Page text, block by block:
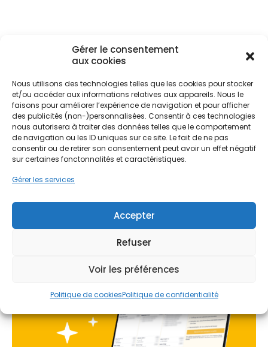
Gérer le consentement
aux cookies
Nous utilisons des technologies telles que les cookies pour stocker
et/ou accéder aux informations relatives aux appareils. Nous le
faisons pour améliorer l’expérience de navigation et pour afficher
des publicités (non-)personnalisées. Consentir à ces technologies
nous autorisera à traiter des données telles que le comportement
de navigation ou les ID uniques sur ce site. Le fait de ne pas
consentir ou de retirer son consentement peut avoir un effet négatif
sur certaines fonctonnalités et caractéristiques.
Gérer les services
Accepter
Refuser
Voir les préférences
Politique de cookiesPolitique de confidentialité
L'installation d'un système de ventilation adapté
rénover une maison à Gif-sur-Yvette ou d'équiper
un logement neuf près du campus de
Polytechnique. Les sols limoneux de la région et les
variations de température typiques de l'Île-de-
France imposent une extraction efficace de
l'humidité pour éviter les pathologies du bâtiment.
PPF intervient spécifiquement sur ce territoire
assurant que chaque habitation, des Ulis à Saint-
Ne passez pas à côté de vos
aides !
Faites vite, les budgets
MaPrimeRénov' sont annuels et
Contactez-nous maintenant
pour maximiser vos aides !